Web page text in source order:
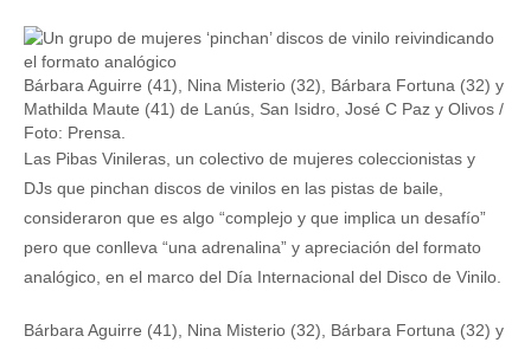
Bárbara Aguirre (41), Nina Misterio (32), Bárbara Fortuna (32) y
Mathilda Maute (41) de Lanús, San Isidro, José C Paz y Olivos /
Foto: Prensa.
Las Pibas Vinileras, un colectivo de mujeres coleccionistas y
DJs que pinchan discos de vinilos en las pistas de baile,
consideraron que es algo “complejo y que implica un desafío”
pero que conlleva “una adrenalina” y apreciación del formato
analógico, en el marco del Día Internacional del Disco de Vinilo.
Bárbara Aguirre (41), Nina Misterio (32), Bárbara Fortuna (32) y